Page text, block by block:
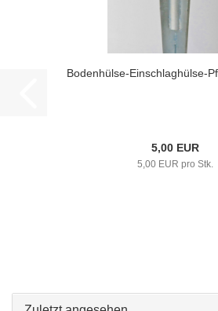
Bodenhülse-Einschlaghülse-
5,00 EUR
5,00 EUR pro Stk.